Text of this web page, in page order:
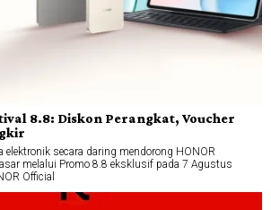
8.8: Diskon Perangkat, Voucher
elektronik secara daring mendorong HONOR
melalui Promo 8.8 eksklusif pada 7 Agustus
Official